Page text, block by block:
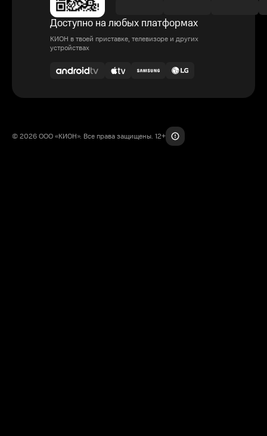
Доступно на любых платформах
КИОН в твоей приставке, телевизоре и других
устройствах
© 2026 ООО «КИОН». Все права защищены. 12+